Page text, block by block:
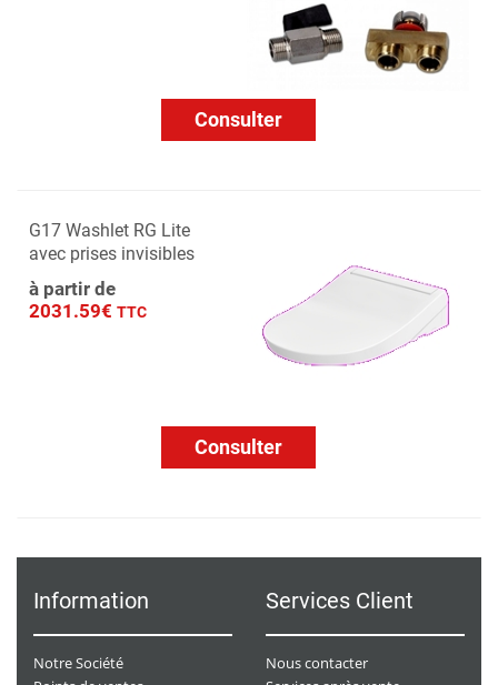
Consulter
G17 Washlet RG Lite
avec prises invisibles
à partir de
2031.59€ TTC
Consulter
Information
Notre Société
Services Client
Nous contacter